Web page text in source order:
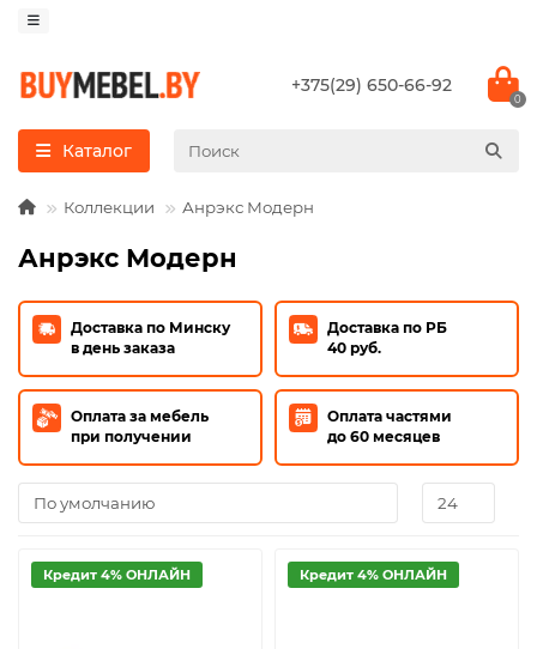
+375(29) 650-66-92
0
Каталог
Коллекции Анрэкс Модерн
Анрэкс Модерн
Доставка по Минску
в день заказа
Доставка по РБ
40 руб.
Оплата за мебель
при получении
Оплата частями
до 60 месяцев
Кредит 4% ОНЛАЙН Кредит 4% ОНЛАЙН